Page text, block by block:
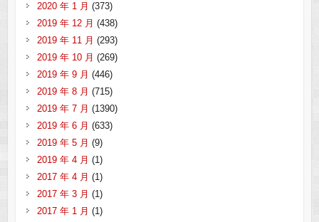
2020 年 1 月 (373)
2019 年 12 月 (438)
2019 年 11 月 (293)
2019 年 10 月 (269)
2019 年 9 月 (446)
2019 年 8 月 (715)
2019 年 7 月 (1390)
2019 年 6 月 (633)
2019 年 5 月 (9)
2019 年 4 月 (1)
2017 年 4 月 (1)
2017 年 3 月 (1)
2017 年 1 月 (1)